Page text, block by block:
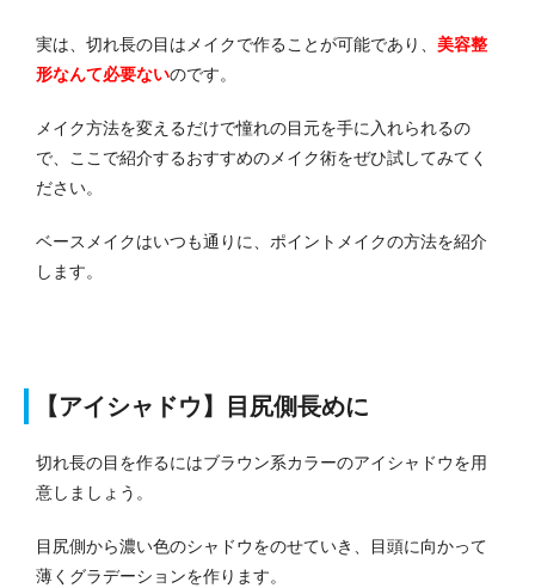
実は、切れ長の目はメイクで作ることが可能であり、 美容整
形なんて必要ないのです。
メイク方法を変えるだけで憧れの目元を手に入れられるの
で、ここで紹介するおすすめのメイク術をぜひ試してみてく
ださい。
ベースメイクはいつも通りに、ポイントメイクの方法を紹介
します。
【アイシャドウ】目尻側長めに
切れ長の目を作るにはブラウン系カラーのアイシャドウを用
意しましょう。
目尻側から濃い色のシャドウをのせていき、目頭に向かって
薄くグラデーションを作ります。